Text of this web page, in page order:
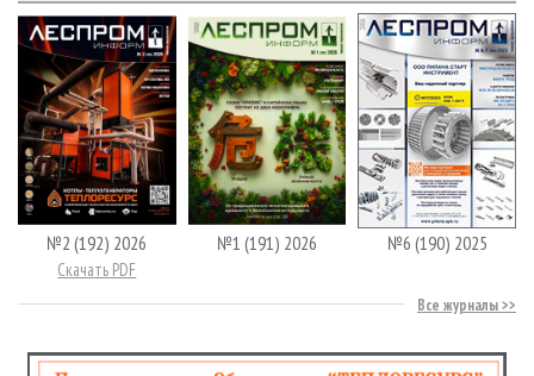
№2 (192) 2026
Скачать PDF
№1 (191) 2026 №6 (190) 2025
Все журналы